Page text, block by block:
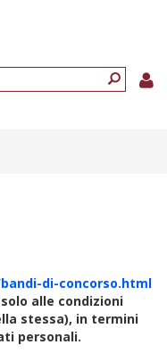
di-concorso.html
alle condizioni
stessa), in termini
personali.